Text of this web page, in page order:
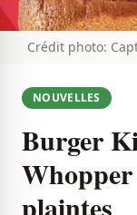
Crédit photo:
NOUVELLES
Burger
Whopper
plaintes